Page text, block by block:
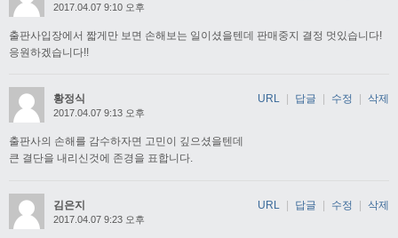
2017.04.07 9:10 오후
출판사입장에서 짧게만 보면 손해보는 일이셨을텐데 판매중지 결정 멋있습니다!
응원하겠습니다!!
황정식
2017.04.07 9:13 오후
출판사의 손해를 감수하자면 고민이 깊으셨을텐데
큰 결단을 내리신것에 존경을 표합니다.
URL 답글 수정 삭제
김은지
2017.04.07 9:23 오후
URL 답글 수정 삭제